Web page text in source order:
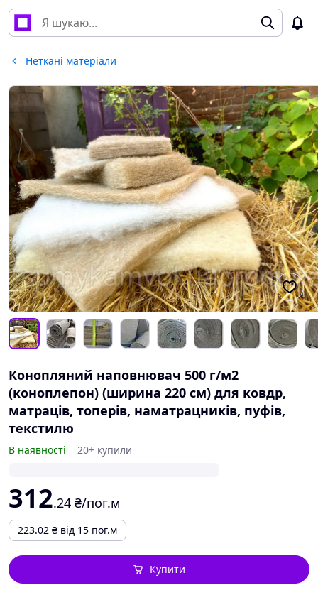
Неткані матеріали
Конопляний наповнювач 500 г/м2
(коноплепон) (ширина 220 см) для ковдр,
матраців, топерів, наматрацників, пуфів,
текстилю
В наявності 20+ купили
312.24 ₴/пог.м
223.02 ₴ від 15 пог.м
Купити